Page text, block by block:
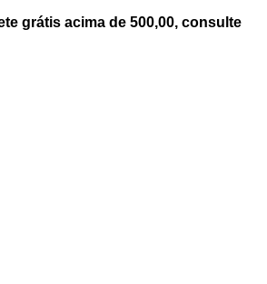
grátis acima de 500,00, consulte